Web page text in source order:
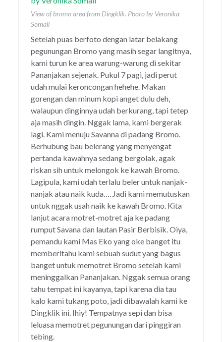
View of bromo area from Dingklik. Photo by Veronika
Somali
Setelah puas berfoto dengan latar belakang
pegunungan Bromo yang masih segar langitnya,
kami turun ke area warung-warung di sekitar
Pananjakan sejenak. Pukul 7 pagi, jadi perut
udah mulai keroncongan hehehe. Makan
gorengan dan minum kopi anget dulu deh,
walaupun dinginnya udah berkurang, tapi tetep
aja masih dingin. Nggak lama, kami bergerak
lagi. Kami menuju Savanna di padang Bromo.
Berhubung bau belerang yang menyengat
pertanda kawahnya sedang bergolak, agak
riskan sih untuk melongok ke kawah Bromo.
Lagipula, kami udah terlalu beler untuk nanjak-
nanjak atau naik kuda…. Jadi kami memutuskan
untuk nggak usah naik ke kawah Bromo. Kita
lanjut acara motret-motret aja ke padang
rumput Savana dan lautan Pasir Berbisik. Oiya,
pemandu kami Mas Eko yang oke banget itu
memberitahu kami sebuah sudut yang bagus
banget untuk memotret Bromo setelah kami
meninggalkan Pananjakan. Nggak semua orang
tahu tempat ini kayanya, tapi karena dia tau
kalo kami tukang poto, jadi dibawalah kami ke
Dingklik ini. Ihiy! Tempatnya sepi dan bisa
leluasa memotret pegunungan dari pinggiran
tebing.